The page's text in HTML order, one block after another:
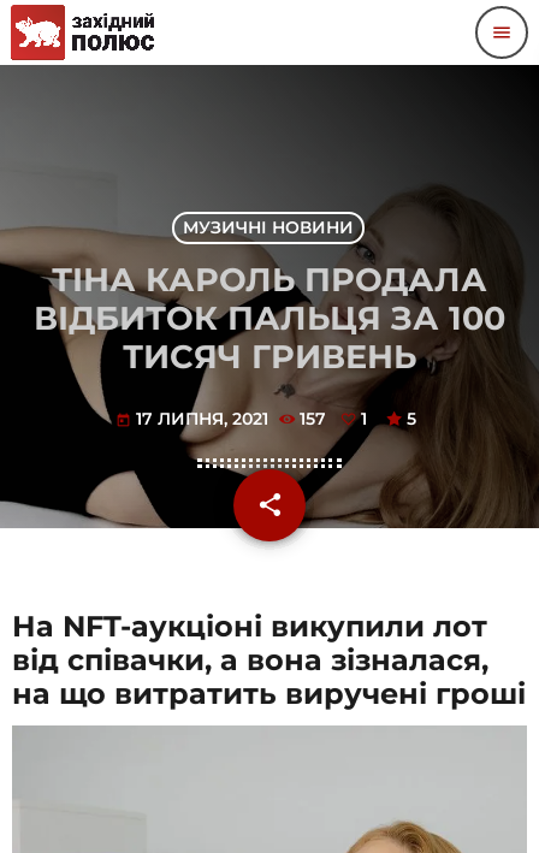
menu
МУЗИЧНІ НОВИНИ
ТІНА КАРОЛЬ ПРОДАЛА
ВІДБИТОК ПАЛЬЦЯ ЗА 100
ТИСЯЧ ГРИВЕНЬ
today 17 ЛИПНЯ, 2021 157 1 5
share
email
На NFT-аукціоні викупили лот
від співачки, а вона зізналася,
на що витратить виручені гроші